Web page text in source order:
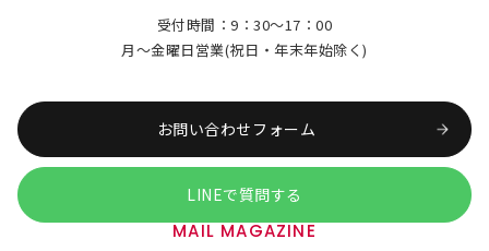
受付時間：9：30～17：00
月～金曜日営業(祝日・年末年始除く)
お問い合わせフォーム
LINEで質問する
MAIL MAGAZINE